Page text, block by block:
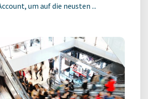
um auf die neusten ...